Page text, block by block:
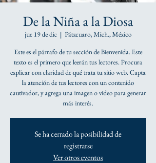
De la Niña a la Diosa
jue 19 de dic
  |
Pátzcuaro, Mich., México
Este es el párrafo de tu sección de Bienvenida. Este
texto es el primero que leerán tus lectores. Procura
explicar con claridad de qué trata tu sitio web. Capta
la atención de tus lectores con un contenido
cautivador, y agrega una imagen o video para generar
más interés.
Se ha cerrado la posibilidad de
registrarse
Ver otros eventos